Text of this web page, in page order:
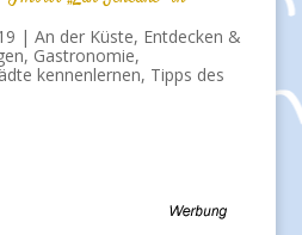
| An der Küste, Entdecken &
, Gastronomie,
kennenlernen, Tipps des